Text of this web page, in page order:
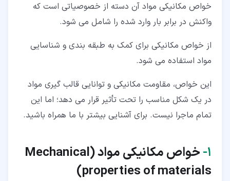
materials)
۲‏- معرفی چند خواص معمول مکانیکی مواد
۲‏-‏۱‏- استحکام در خواص مکانیکی مواد (Strength)
۲‏-‏۳‏- سختی در خواص مکانیکی مواد (Hardness)
۲‏-‏۶‏- قابلیت تورق پذیری (Malleability)
۲‏-‏۷‏- چکش خواری (Ductility)
خواص مکانیکی مواد آن دسته از خصوصیاتی است که
واکنش در برابر بار وارد شده را شامل می شود.
از خواص مکانیکی برای کمک به طبقه بندی و شناسایی
مواد استفاده می شود.
این خواص، مقاومت مکانیکی و توانایی قالب گیری مواد
در یک شکل مناسب را تحت تأثیر قرار می دهد؛ اما این
تمام ماجرا نیست. برای آشنایی بیشتر با ما همراه باشید.
۱‏- خواص مکانیکی مواد (Mechanical
properties of materials
)